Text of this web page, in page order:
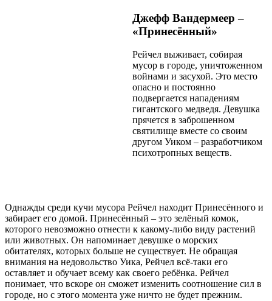
Джефф Вандермеер –
«Принесённый»
Рейчел выживает, собирая
мусор в городе, уничтоженном
войнами и засухой. Это место
опасно и постоянно
подвергается нападениям
гигантского медведя. Девушка
прячется в заброшенном
святилище вместе со своим
другом Уиком – разработчиком
психотропных веществ.
Однажды среди кучи мусора Рейчел находит Принесённого и
забирает его домой. Принесённый – это зелёный комок,
которого невозможно отнести к какому-либо виду растений
или животных. Он напоминает девушке о морских
обитателях, которых больше не существует. Не обращая
внимания на недовольство Уика, Рейчел всё-таки его
оставляет и обучает всему как своего ребёнка. Рейчел
понимает, что вскоре он сможет изменить соотношение сил в
городе, но с этого момента уже ничто не будет прежним.